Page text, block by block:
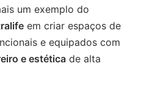
um exemplo do
em criar espaços de
e equipados com
e estética de alta